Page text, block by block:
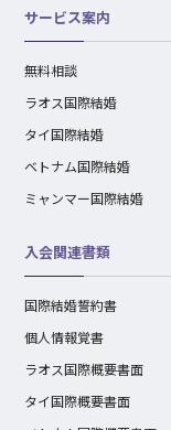
サービス案内
無料相談
ラオス国際結婚
タイ国際結婚
ベトナム国際結婚
ミャンマー国際結婚
入会関連書類
国際結婚誓約書
個人情報覚書
ラオス国際概要書面
タイ国際概要書面